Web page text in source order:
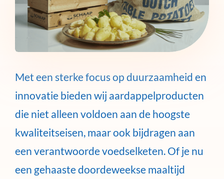
Met een sterke focus op duurzaamheid en
innovatie bieden wij aardappelproducten
die niet alleen voldoen aan de hoogste
kwaliteitseisen, maar ook bijdragen aan
een verantwoorde voedselketen. Of je nu
een gehaaste doordeweekse maaltijd